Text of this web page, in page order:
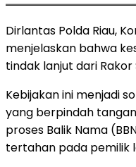
Dirlantas Polda Riau,
menjelaskan bahwa
tindak lanjut dari
Kebijakan ini menjadi
yang berpindah
proses Balik Nama
tertahan pada pemilik